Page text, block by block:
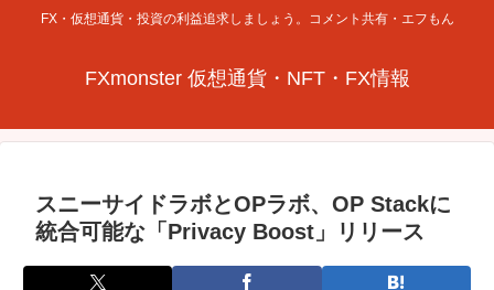
FX・仮想通貨・投資の利益追求しましょう。コメント共有・エフもん
FXmonster 仮想通貨・NFT・FX情報
スニーサイドラボとOPラボ、OP Stackに
統合可能な「Privacy Boost」リリース